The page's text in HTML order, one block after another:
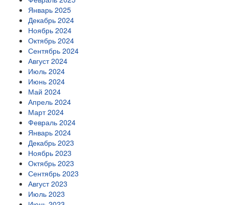
Январь 2025
Декабрь 2024
Ноябрь 2024
Октябрь 2024
Сентябрь 2024
Август 2024
Июль 2024
Июнь 2024
Май 2024
Апрель 2024
Март 2024
Февраль 2024
Январь 2024
Декабрь 2023
Ноябрь 2023
Октябрь 2023
Сентябрь 2023
Август 2023
Июль 2023